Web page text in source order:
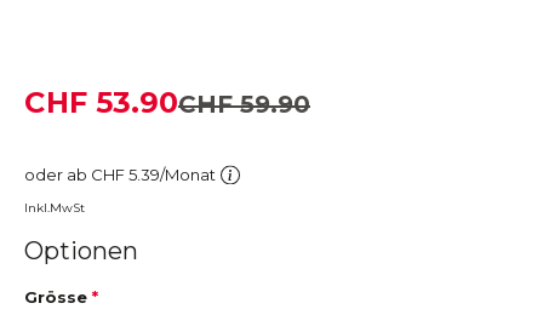
CHF 59.90
CHF 53.90
oder ab CHF 5.39/Monat
Inkl.MwSt
Optionen
Grösse *